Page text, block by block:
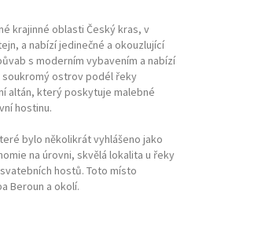
krajinné oblasti Český kras, v
a nabízí jedinečné a okouzlující
s moderním vybavením a nabízí
ostrov podél řeky
altán, který poskytuje malebné
hostinu.
bylo několikrát vyhlášeno jako
na úrovni, skvělá lokalita u řeky
hostů. Toto místo
Beroun a okolí.